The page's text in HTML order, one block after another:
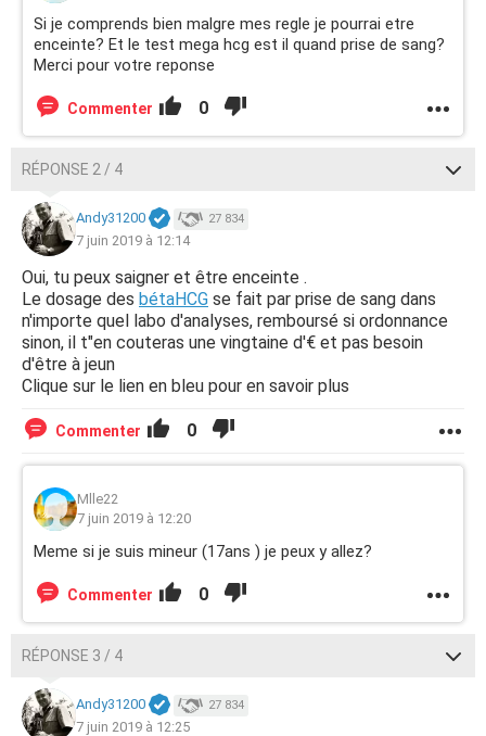
Si je comprends bien malgre mes regle je pourrai etre
enceinte? Et le test mega hcg est il quand prise de sang?
Merci pour votre reponse
Commenter 0
RÉPONSE 2 / 4
Andy31200 27 834
7 juin 2019 à 12:14
Oui, tu peux saigner et être enceinte .
Le dosage des bétaHCG se fait par prise de sang dans
n'importe quel labo d'analyses, remboursé si ordonnance
sinon, il t"en couteras une vingtaine d'€ et pas besoin
d'être à jeun
Clique sur le lien en bleu pour en savoir plus
Commenter 0
Mlle22
7 juin 2019 à 12:20
Meme si je suis mineur (17ans ) je peux y allez?
Commenter 0
RÉPONSE 3 / 4
Andy31200 27 834
7 juin 2019 à 12:25